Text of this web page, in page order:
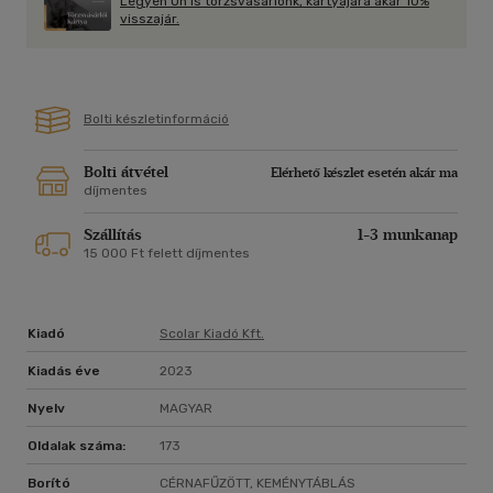
visszajár.
Bolti készletinformáció
Bolti átvétel
Elérhető készlet esetén akár ma
díjmentes
Szállítás 1-3 munkanap
15 000 Ft felett díjmentes
Kiadó Scolar Kiadó Kft.
Kiadás éve 2023
Nyelv MAGYAR
Oldalak száma: 173
Borító CÉRNAFŰZÖTT, KEMÉNYTÁBLÁS